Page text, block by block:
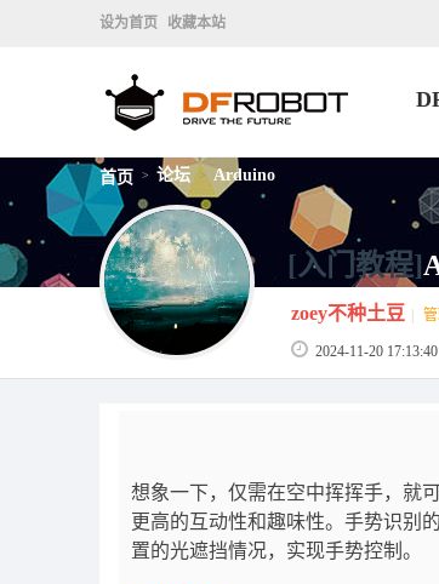
设为首页 收藏本站
首页 > 论坛 > Arduino
[入门教程]
zoey不种土豆
2024-11-20 17:13:40
想象一下，仅需在空中挥挥手，就
更高的互动性和趣味性。手势识别
置的光遮挡情况，实现手势控制。